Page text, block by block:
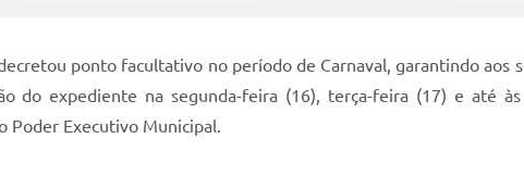
ponto facultativo no período de Carnaval, garantindo
do expediente na segunda-feira (16), terça-feira (17) e até
Poder Executivo Municipal.